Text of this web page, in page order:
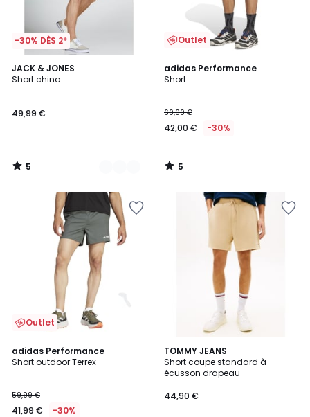
-30% DÈS 2*
JACK & JONES
Short chino
49,99 €
5
/
3
Couleurs
5
/
Outlet
adidas Performance
Short
60,00 €
42,00 € -30%
5
/
5
/
Outlet
adidas Performance
Short outdoor Terrex
59,99 €
41,99 € -30%
TOMMY JEANS
Short coupe standard à
écusson drapeau
44,90 €
3
Couleurs